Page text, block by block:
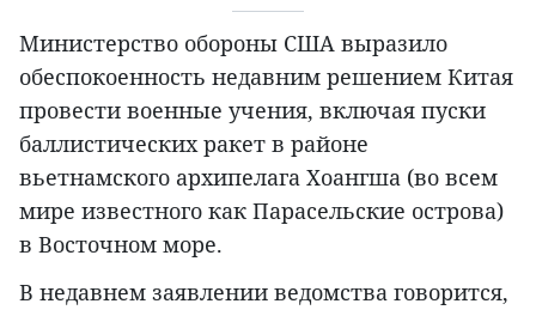
Министерство обороны США выразило
обеспокоенность недавним решением Китая
провести военные учения, включая пуски
баллистических ракет в районе
вьетнамского архипелага Хоангша (во всем
мире известного как Парасельские острова)
в Восточном море.
В недавнем заявлении ведомства говорится,